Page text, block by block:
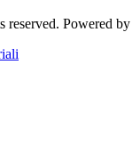
reserved. Powered by